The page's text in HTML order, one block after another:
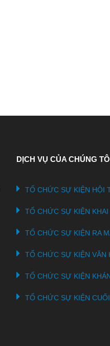
DỊCH VỤ CỦA CHÚNG
TỔ CHỨC SỰ KIỆN HỘI
TỔ CHỨC SỰ KIỆN
TỔ CHỨC SỰ KIỆN RA
TỔ CHỨC SỰ KIỆN VĂN
TỔ CHỨC SỰ KIỆN
TỔ CHỨC SỰ KIỆN